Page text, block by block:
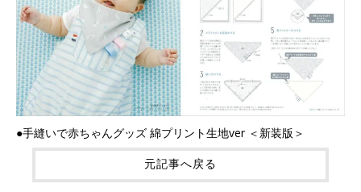
●手縫いで赤ちゃんグッズ 綿プリント生地ver ＜新装版＞
元記事へ戻る